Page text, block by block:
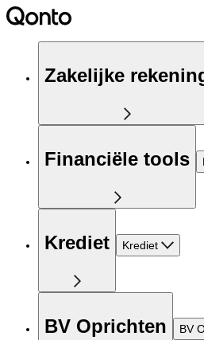
Zakelijke
Financiële tools
Krediet Krediet
BV Oprichten BV